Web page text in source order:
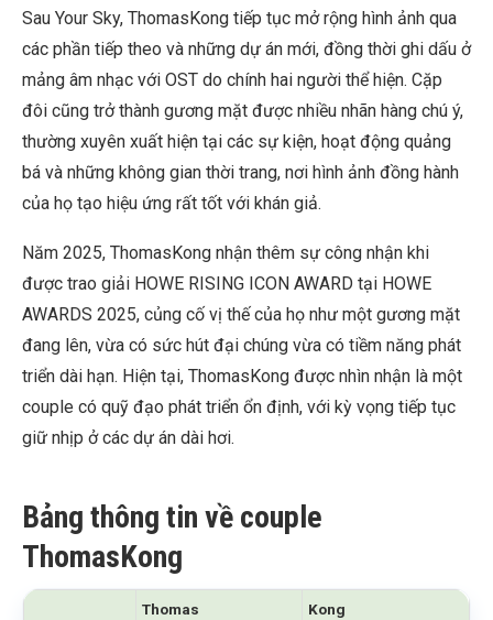
Sau Your Sky, ThomasKong tiếp tục mở rộng hình ảnh qua
các phần tiếp theo và những dự án mới, đồng thời ghi dấu ở
mảng âm nhạc với OST do chính hai người thể hiện. Cặp
đôi cũng trở thành gương mặt được nhiều nhãn hàng chú ý,
thường xuyên xuất hiện tại các sự kiện, hoạt động quảng
bá và những không gian thời trang, nơi hình ảnh đồng hành
của họ tạo hiệu ứng rất tốt với khán giả.
Năm 2025, ThomasKong nhận thêm sự công nhận khi
được trao giải HOWE RISING ICON AWARD tại HOWE
AWARDS 2025, củng cố vị thế của họ như một gương mặt
đang lên, vừa có sức hút đại chúng vừa có tiềm năng phát
triển dài hạn. Hiện tại, ThomasKong được nhìn nhận là một
couple có quỹ đạo phát triển ổn định, với kỳ vọng tiếp tục
giữ nhịp ở các dự án dài hơi.
Bảng thông tin về couple
ThomasKong
Thomas Kong